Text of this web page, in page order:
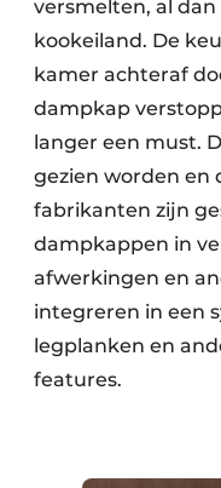
versmelten, al dan
kookeiland. De
kamer achteraf
dampkap
langer een must.
gezien worden en
fabrikanten zijn
dampkappen in
afwerkingen en
integreren in een
legplanken en
features.